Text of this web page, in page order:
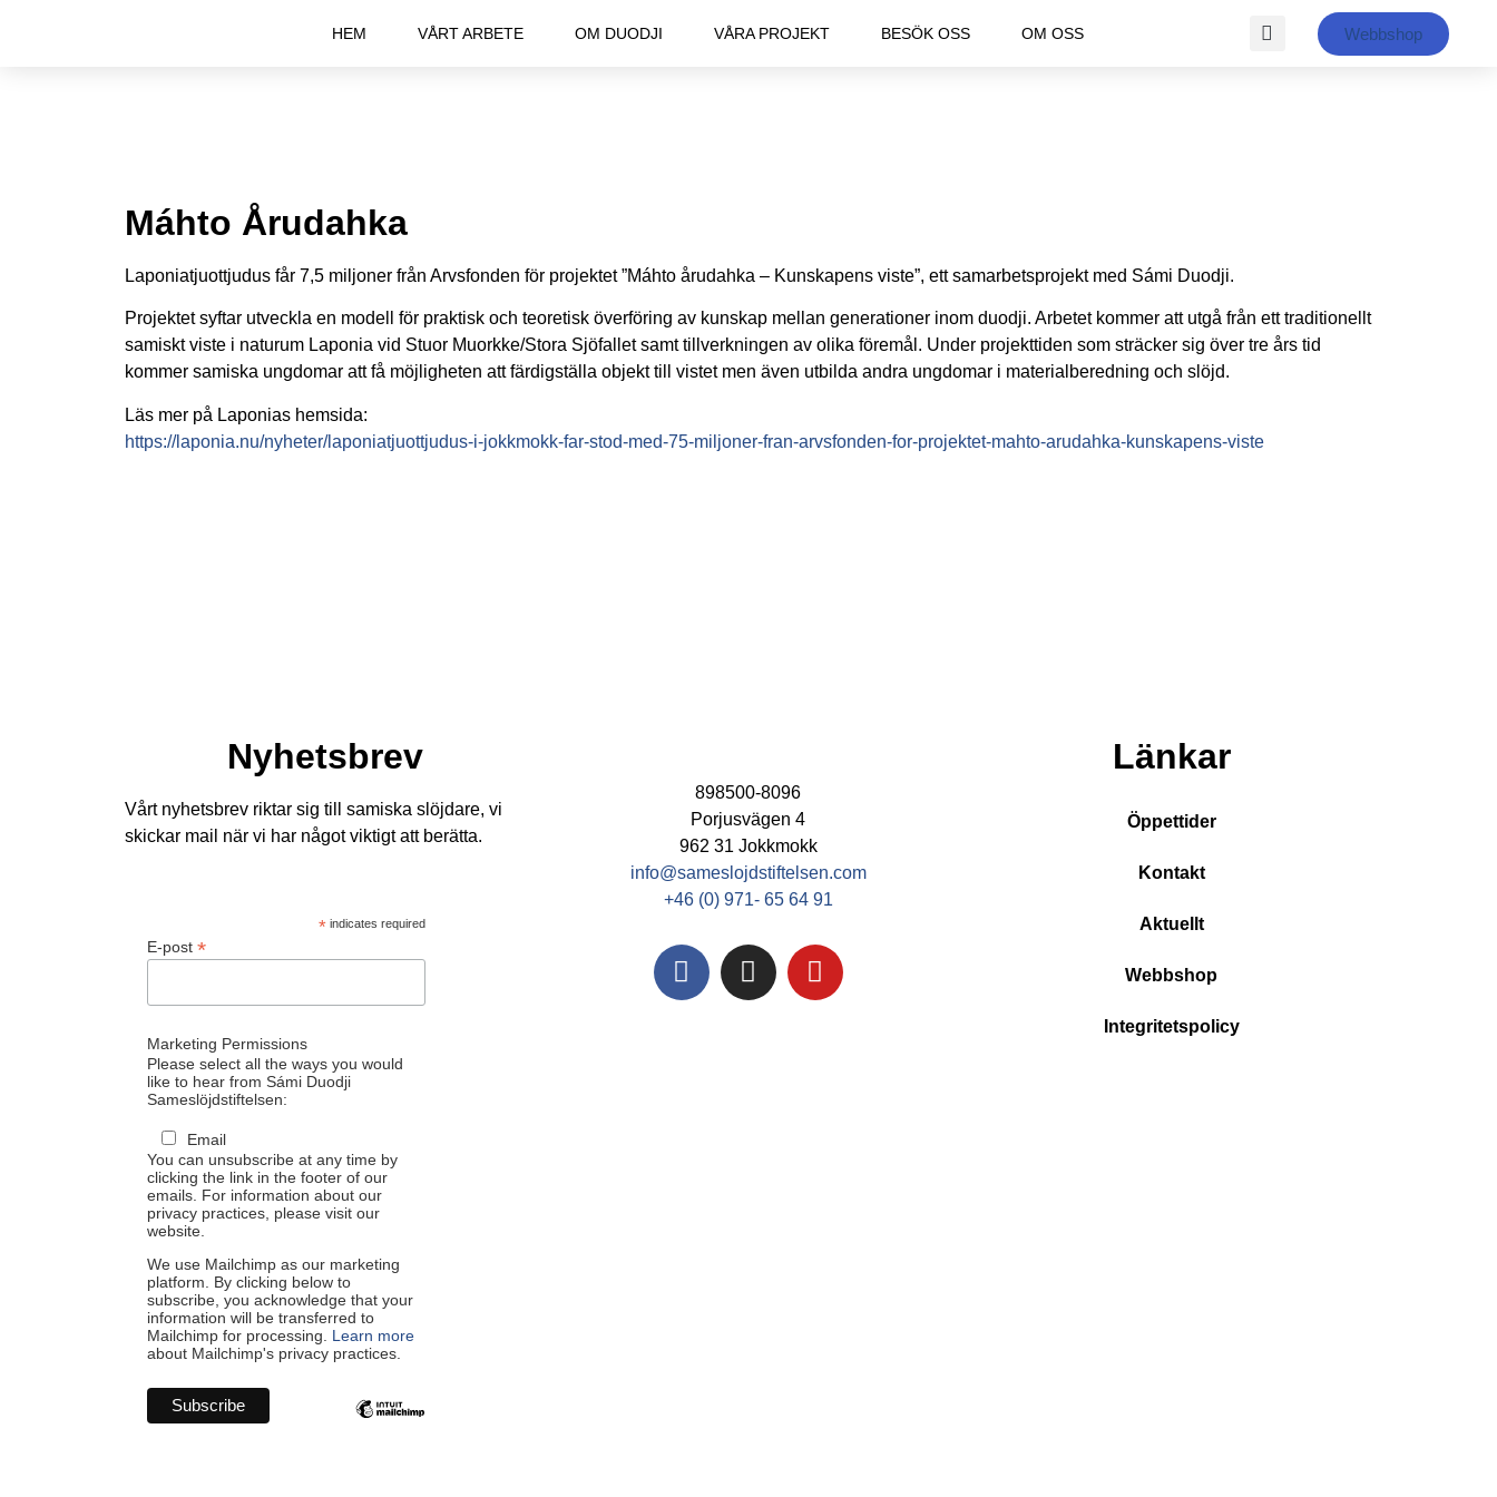
HEM VÅRT ARBETE OM DUODJI VÅRA PROJEKT BESÖK OSS OM OSS Webbshop
Máhto Årudahka
Laponiatjuottjudus får 7,5 miljoner från Arvsfonden för projektet ”Máhto årudahka – Kunskapens viste”, ett samarbetsprojekt med Sámi Duodji.
Projektet syftar utveckla en modell för praktisk och teoretisk överföring av kunskap mellan generationer inom duodji. Arbetet kommer att utgå från ett traditionellt
samiskt viste i naturum Laponia vid Stuor Muorkke/Stora Sjöfallet samt tillverkningen av olika föremål. Under projekttiden som sträcker sig över tre års tid
kommer samiska ungdomar att få möjligheten att färdigställa objekt till vistet men även utbilda andra ungdomar i materialberedning och slöjd.
Läs mer på Laponias hemsida:
https://laponia.nu/nyheter/laponiatjuottjudus-i-jokkmokk-far-stod-med-75-miljoner-fran-arvsfonden-for-projektet-mahto-arudahka-kunskapens-viste
Nyhetsbrev
Vårt nyhetsbrev riktar sig till samiska slöjdare, vi
skickar mail när vi har något viktigt att berätta.
*indicates required
E-post *
Marketing Permissions
Please select all the ways you would
like to hear from Sámi Duodji
Sameslöjdstiftelsen:
Email
You can unsubscribe at any time by
clicking the link in the footer of our
emails. For information about our
privacy practices, please visit our
website.
We use Mailchimp as our marketing
platform. By clicking below to
subscribe, you acknowledge that your
information will be transferred to
Mailchimp for processing. Learn more
about Mailchimp's privacy practices.
898500-8096
Porjusvägen 4
962 31 Jokkmokk
info@sameslojdstiftelsen.com
+46 (0) 971- 65 64 91
Länkar
Öppettider
Kontakt
Aktuellt
Webbshop
Integritetspolicy